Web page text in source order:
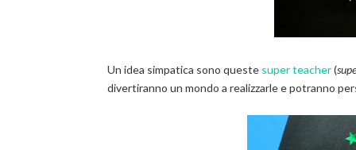
Un idea simpatica sono questesuper teacher(
divertiranno un mondo a realizzarle e potranno